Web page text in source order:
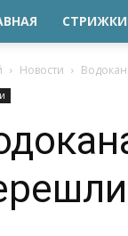
СТРИЖКИ
Новости